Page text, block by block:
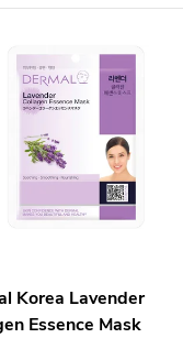
Korea Lavender
Essence Mask